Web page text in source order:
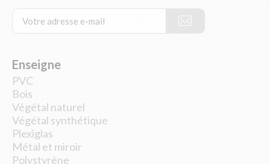
Enseigne
PVC
Bois
Végétal naturel
Végétal synthétique
Plexiglas
Métal et miroir
Polystyrène